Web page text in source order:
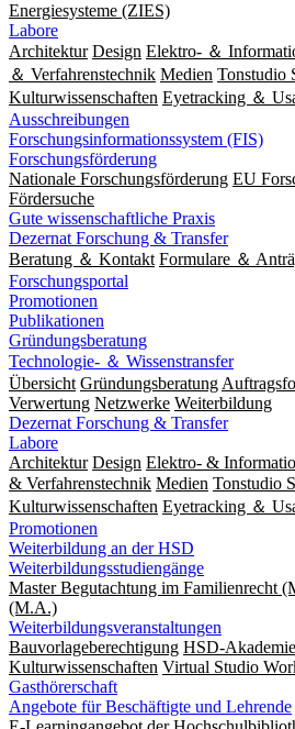
Energiesysteme (ZIES)
Labore
Architektur Design Elektro- ＆
＆ Verfahrenstechnik Medien Tonstudio
Kulturwissenschaften Eyetracking ＆
Ausschreibungen
Forschungsinformationssystem (FIS)
Forschungsförderung
Nationale Forschungsförderung EU
Fördersuche
Gute wissenschaftliche Praxis
Dezernat Forschung & Transfer
Beratung ＆ Kontakt Formulare ＆
Forschungsportal
Promotionen
Publikationen
Gründungsberatung
Technologie- ＆ Wissenstransfer
Übersicht Gründungsberatung
Verwertung Netzwerke Weiterbildung
Dezernat Forschung & Transfer
Labore
Architektur Design Elektro- &
& Verfahrenstechnik Medien Tonstudio
Kulturwissenschaften Eyetracking ＆
Promotionen
Weiterbildung an der HSD
Weiterbildungsstudiengänge
Master Begutachtung im Familienrecht
(M.A.)
Weiterbildungsveranstaltungen
Bauvorlageberechtigung HSD-
Kulturwissenschaften Virtual Studio
Gasthörerschaft
Angebote für Beschäftigte und Lehrende